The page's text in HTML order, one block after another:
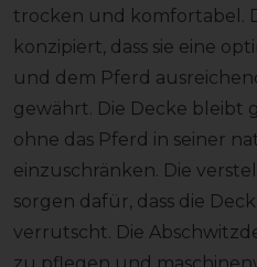
trocken und komfortabel.
konzipiert, dass sie eine
und dem Pferd
gewährt. Die Decke bleibt
ohne das Pferd in seiner
einzuschränken. Die
sorgen dafür, dass die
verrutscht. Die